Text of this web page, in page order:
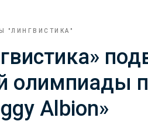
"ЛИНГВИСТИКА"
олимпиады
Albion»